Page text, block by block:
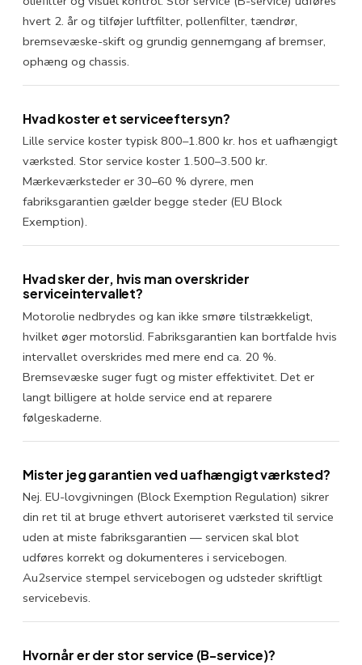
hvert 2. år og tilføjer luftfilter, pollenfilter, tændrør,
bremsevæske-skift og grundig gennemgang af bremser,
ophæng og chassis.
Hvad koster et serviceeftersyn?
Lille service koster typisk 800–1.800 kr. hos et uafhængigt
værksted. Stor service koster 1.500–3.500 kr.
Mærkeværksteder er 30–60 % dyrere, men
fabriksgarantien gælder begge steder (EU Block
Exemption).
Hvad sker der, hvis man overskrider
serviceintervallet?
Motorolie nedbrydes og kan ikke smøre tilstrækkeligt,
hvilket øger motorslid. Fabriksgarantien kan bortfalde hvis
intervallet overskrides med mere end ca. 20 %.
Bremsevæske suger fugt og mister effektivitet. Det er
langt billigere at holde service end at reparere
følgeskaderne.
Mister jeg garantien ved uafhængigt værksted?
Nej. EU-lovgivningen (Block Exemption Regulation) sikrer
din ret til at bruge ethvert autoriseret værksted til service
uden at miste fabriksgarantien — servicen skal blot
udføres korrekt og dokumenteres i servicebogen.
Au2service stempel servicebogen og udsteder skriftligt
servicebevis.
Hvornår er der stor service (B-service)?